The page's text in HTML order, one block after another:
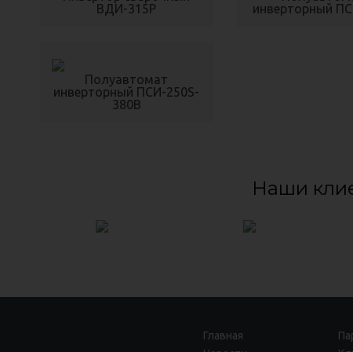
ВДИ-315P
инверторный
Полуавтомат
инверторный ПСИ-250S-
380В
Наши
Главная